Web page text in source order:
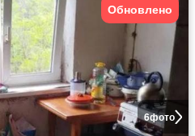
6фото
Обновлено